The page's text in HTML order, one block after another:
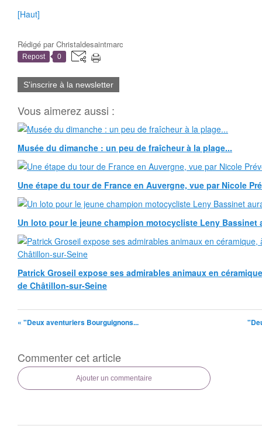
[Haut]
Rédigé parChristaldesaintmarc
Repost 0
S'inscrire à la newsletter
Vous aimerez aussi :
Musée du dimanche : un peu de fraîcheur à la plage...
Une étape du tour de France en Auvergne, vue par Nicole
Un loto pour le jeune champion motocycliste Leny Bassinet
Patrick Groseil expose ses admirables animaux en
de Châtillon-sur-Seine
« "Deux aventuriers Bourguignons...
Commenter cet article
Ajouter un commentaire